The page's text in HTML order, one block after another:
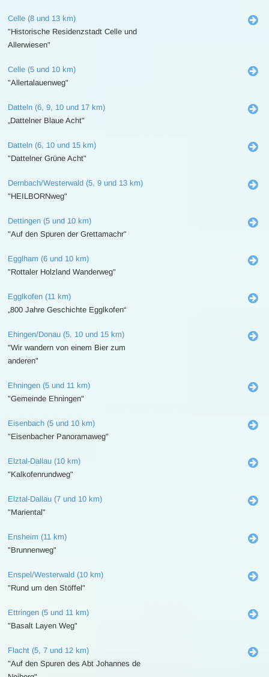
Celle (8 und 13 km)
"Historische Residenzstadt Celle und
Allerwiesen"
Celle (5 und 10 km)
"Allertalauenweg"
Datteln (6, 9, 10 und 17 km)
„Dattelner Blaue Acht"
Datteln (6, 10 und 15 km)
"Dattelner Grüne Acht"
Dernbach/Westerwald (5, 9 und 13 km)
"HEILBORNweg"
Dettingen (5 und 10 km)
"Auf den Spuren der Grettamachr"
Egglham (6 und 10 km)
"Rottaler Holzland Wanderweg"
Egglkofen (11 km)
„800 Jahre Geschichte Egglkofen“
Ehingen/Donau (5, 10 und 15 km)
"Wir wandern von einem Bier zum
anderen"
Ehningen (5 und 11 km)
"Gemeinde Ehningen"
Eisenbach (5 und 10 km)
"Eisenbacher Panoramaweg"
Elztal-Dallau (10 km)
"Kalkofenrundweg"
Elztal-Dallau (7 und 10 km)
"Mariental"
Ensheim (11 km)
"Brunnenweg"
Enspel/Westerwald (10 km)
"Rund um den Stöffel"
Ettringen (5 und 11 km)
"Basalt Layen Weg"
Flacht (5, 7 und 12 km)
"Auf den Spuren des Abt Johannes de